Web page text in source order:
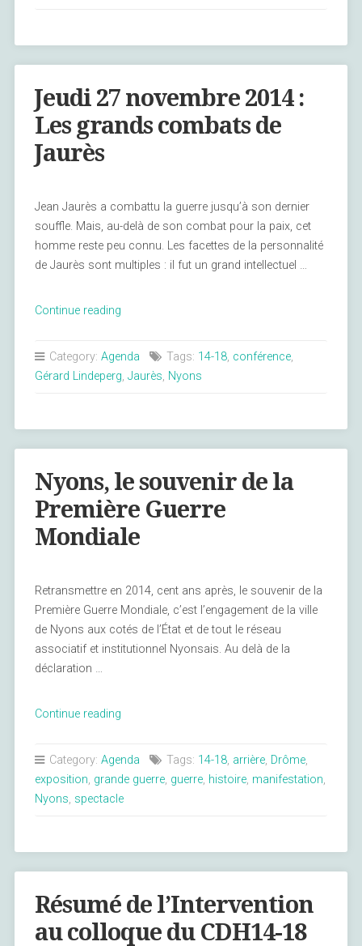
Jeudi 27 novembre 2014 :
Les grands combats de
Jaurès
Jean Jaurès a combattu la guerre jusqu’à son dernier
souffle. Mais, au-delà de son combat pour la paix, cet
homme reste peu connu. Les facettes de la personnalité
de Jaurès sont multiples : il fut un grand intellectuel …
Continue reading« Jeudi
novembre
2014
grands
combats
Jaurès »
Category: Agenda Tags: 14-18, conférence,
Gérard Lindeperg, Jaurès, Nyons
Nyons, le souvenir de la
Première Guerre
Mondiale
Retransmettre en 2014, cent ans après, le souvenir de la
Première Guerre Mondiale, c’est l’engagement de la ville
de Nyons aux cotés de l’État et de tout le réseau
associatif et institutionnel Nyonsais. Au delà de la
déclaration …
Continue reading« Nyons,
souvenir
de
Mondiale »
Category: Agenda Tags: 14-18, arrière, Drôme,
exposition, grande guerre, guerre, histoire, manifestation,
Nyons, spectacle
Résumé de l’Intervention
au colloque du CDH14-18